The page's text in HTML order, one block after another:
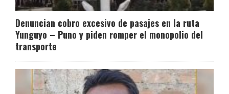
Denuncian cobro excesivo de pasajes en la ruta
Yunguyo – Puno y piden romper el monopolio del
transporte